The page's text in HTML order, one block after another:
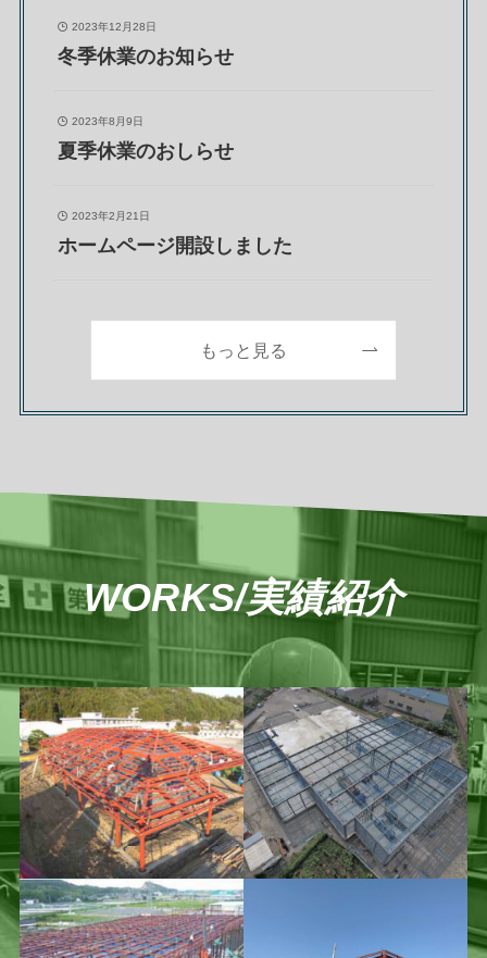
2023年12月28日
冬季休業のお知らせ
2023年8月9日
夏季休業のおしらせ
2023年2月21日
ホームページ開設しました
もっと見る
WORKS/実績紹介